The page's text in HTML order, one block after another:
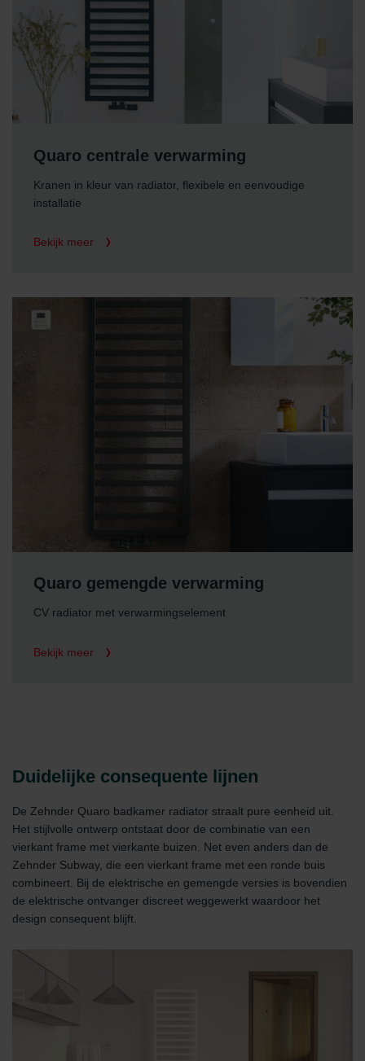
Quaro centrale verwarming
Kranen in kleur van radiator, flexibele en eenvoudige
installatie
Bekijk meer
Quaro gemengde verwarming
CV radiator met verwarmingselement
Bekijk meer
Duidelijke consequente lijnen
De Zehnder Quaro badkamer radiator straalt pure eenheid uit.
Het stijlvolle ontwerp ontstaat door de combinatie van een
vierkant frame met vierkante buizen. Net even anders dan de
Zehnder Subway, die een vierkant frame met een ronde buis
combineert. Bij de elektrische en gemengde versies is bovendien
de elektrische ontvanger discreet weggewerkt waardoor het
design consequent blijft.